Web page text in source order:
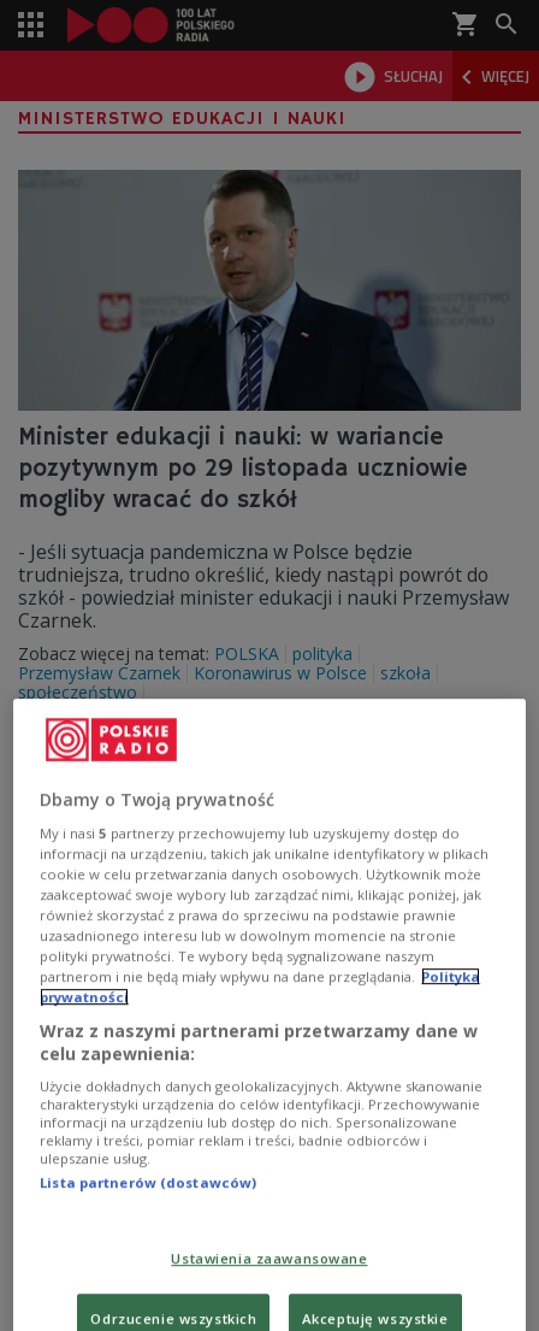
shopping_cart 
 SŁUCHAJ  WIĘCEJ

MINISTERSTWO EDUKACJI I NAUKI
Minister edukacji i nauki: w wariancie
pozytywnym po 29 listopada uczniowie
mogliby wracać do szkół
- Jeśli sytuacja pandemiczna w Polsce będzie
trudniejsza, trudno określić, kiedy nastąpi powrót do
szkół - powiedział minister edukacji i nauki Przemysław
Czarnek.
Zobacz więcej na temat: POLSKA
polityka
Przemysław Czarnek
Koronawirus w Polsce
szkoła
społeczeństwo
Zmiana wymagań na maturze i
egzaminie ósmoklasisty? Wiceminister
edukacji wyjaśnia
Zmiana wymagań na maturze i na egzaminie
ósmoklasisty będzie jednorazowa i dotyczyć będzie tylko
egzaminów w 2021 r. - poinformował wiceminister
edukacji Maciej Kopeć. Podał, że dotyczyć będzie
Zobacz więcej na temat:POLSKA edukacja
egzamin ósmoklasisty
nauczyciel
Koronawirus w Polsce
pandemia
Dbamy o Twoją prywatność
My i nasi5 partnerzy przechowujemy lub uzyskujemy dostęp do
informacji na urządzeniu, takich jak unikalne identyfikatory w plikach
cookie w celu przetwarzania danych osobowych. Użytkownik może
zaakceptować swoje wybory lub zarządzać nimi, klikając poniżej, jak
również skorzystać z prawa do sprzeciwu na podstawie prawnie
uzasadnionego interesu lub w dowolnym momencie na stronie
polityki prywatności. Te wybory będą sygnalizowane naszym
partnerom i nie będą miały wpływu na dane przeglądania. Polityka
prywatności
Wraz z naszymi partnerami przetwarzamy dane w
celu zapewnienia:
Użycie dokładnych danych geolokalizacyjnych. Aktywne skanowanie
charakterystyki urządzenia do celów identyfikacji. Przechowywanie
informacji na urządzeniu lub dostęp do nich. Spersonalizowane
reklamy i treści, pomiar reklam i treści, badnie odbiorców i
ulepszanie usług.
Lista partnerów (dostawców)
Ustawienia zaawansowane
Odrzucenie wszystkich Akceptuję wszystkie